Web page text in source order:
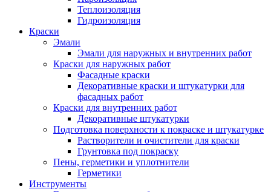
Теплоизоляция
Гидроизоляция
Краски
Эмали
Эмали для наружных и внутренних работ
Краски для наружных работ
Фасадные краски
Декоративные краски и штукатурки для
фасадных работ
Краски для внутренних работ
Декоративные штукатурки
Подготовка поверхности к покраске и штукатурке
Растворители и очистители для краски
Грунтовка под покраску
Пены, герметики и уплотнители
Герметики
Инструменты